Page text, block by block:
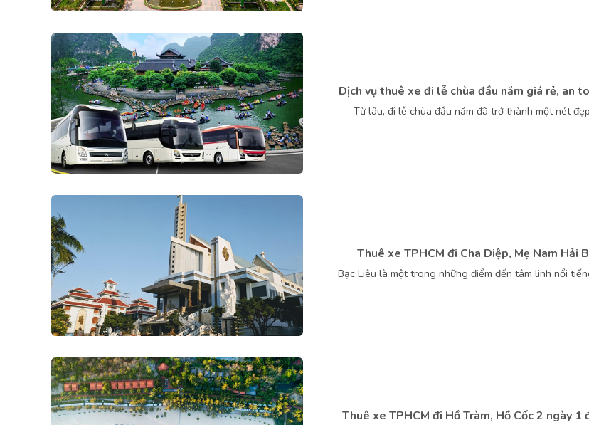
Dịch vụ thuê xe đi lễ chùa đầu năm giá rẻ, an
Từ lâu, đi lễ chùa đầu năm đã trở thành một nét
Thuê xe TPHCM đi Cha Diệp, Mẹ Nam Hải
Bạc Liêu là một trong những điểm đến tâm linh nổi
Thuê xe TPHCM đi Hồ Tràm, Hồ Cốc 2 ngày 1